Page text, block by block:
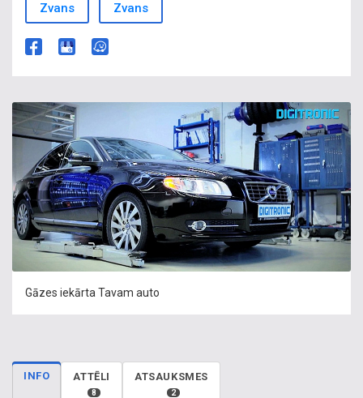
Zvans Zvans
Gāzes iekārta Tavam auto
INFO ATTĒLI
8
ATSAUKSMES
2